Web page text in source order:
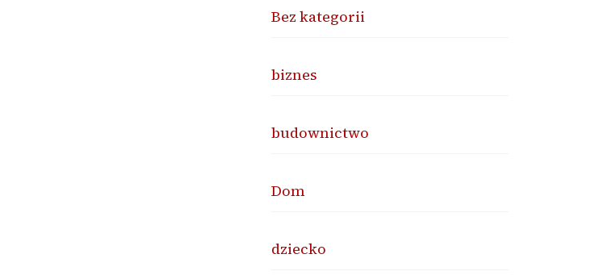
Bez kategorii
biznes
budownictwo
Dom
dziecko